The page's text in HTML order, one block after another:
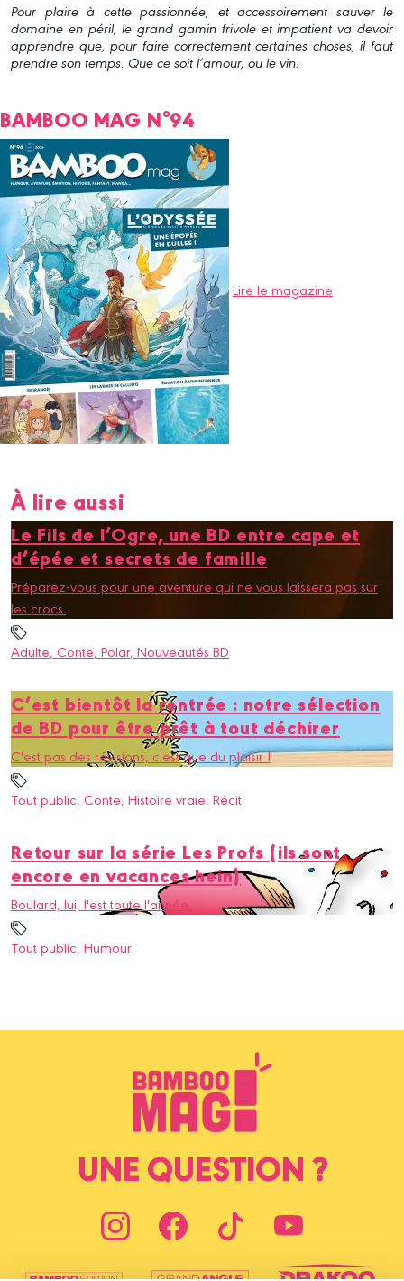
Pour plaire à cette passionnée, et accessoirement sauver le
domaine en péril, le grand gamin frivole et impatient va devoir
apprendre que, pour faire correctement certaines choses, il faut
prendre son temps. Que ce soit l’amour, ou le vin.
BAMBOO MAG N°94
Lire le magazine
À lire aussi
Le Fils de l’Ogre, une BD entre cape et
d’épée et secrets de famille
Préparez-vous pour une aventure qui ne vous laissera pas sur
les crocs.
Adulte, Conte, Polar, Nouveautés BD
C’est bientôt la rentrée : notre sélection
de BD pour être prêt à tout déchirer
C'est pas des révisions, c'est que du plaisir !
Tout public, Conte, Histoire vraie, Récit
Retour sur la série Les Profs (ils sont
encore en vacances hein)
Boulard, lui, l'est toute l'année.
Tout public, Humour
UNE QUESTION ?